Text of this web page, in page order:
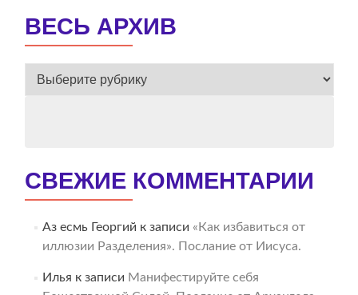
ВЕСЬ АРХИВ
ВЕСЬ
СВЕЖИЕ КОММЕНТАРИИ
Аз есмь Георгий к записи «Как избавиться от
иллюзии Разделения». Послание от Иисуса.
Илья к записи Манифестируйте себя